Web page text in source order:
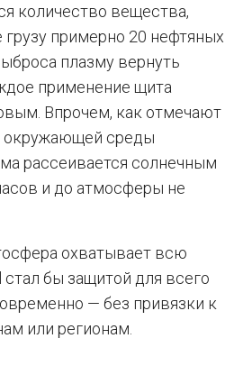
количество вещества,
примерно 20 нефтяных
плазму вернуть
применение щита
Впрочем, как отмечают
окружающей среды
рассеивается солнечным
и до атмосферы не
охватывает всю
стал бы защитой для всего
— без привязки к
или регионам.